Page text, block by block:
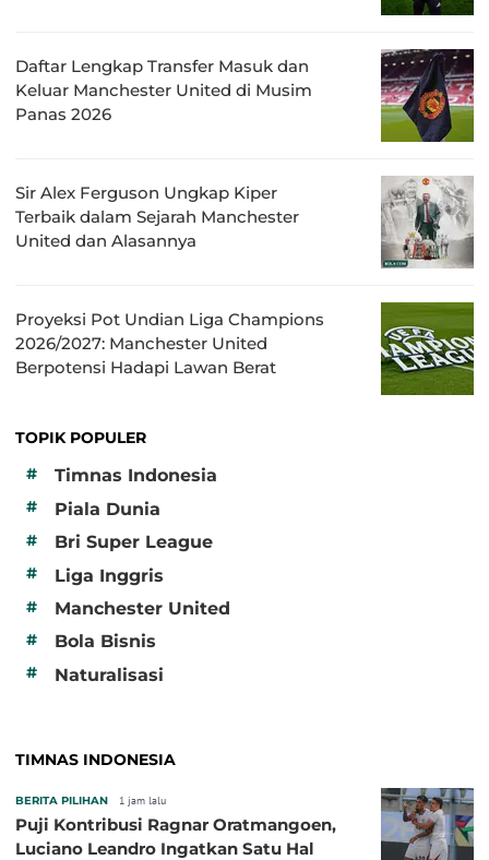
Daftar Lengkap Transfer Masuk dan
Keluar Manchester United di Musim
Panas 2026
Sir Alex Ferguson Ungkap Kiper
Terbaik dalam Sejarah Manchester
United dan Alasannya
Proyeksi Pot Undian Liga Champions
2026/2027: Manchester United
Berpotensi Hadapi Lawan Berat
TOPIK POPULER
#
Timnas Indonesia
# Piala Dunia
# Bri Super League
# Liga Inggris
# Manchester United
# Bola Bisnis
# Naturalisasi
TIMNAS INDONESIA
BERITA PILIHAN 1 jam lalu
Puji Kontribusi Ragnar Oratmangoen,
Luciano Leandro Ingatkan Satu Hal